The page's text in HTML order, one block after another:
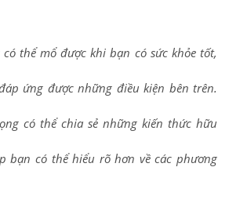
thể mổ được khi bạn có sức khỏe tốt,
ứng được những điều kiện bên trên.
có thể chia sẻ những kiến thức hữu
bạn có thể hiểu rõ hơn về các phương